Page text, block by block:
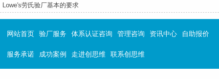
Lowe's劳氏验厂基本的要求
网站首页 验厂服务 体系认证咨询 管理咨询 资讯中心 自助报价
服务承诺 成功案例 走进创思维 联系创思维